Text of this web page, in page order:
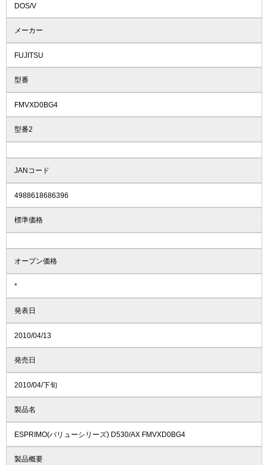
DOS/V
メーカー
FUJITSU
型番
FMVXD0BG4
型番2
JANコード
4988618686396
標準価格
オープン価格
*
発表日
2010/04/13
発売日
2010/04/下旬
製品名
ESPRIMO(バリューシリーズ) D530/AX FMVXD0BG4
製品概要